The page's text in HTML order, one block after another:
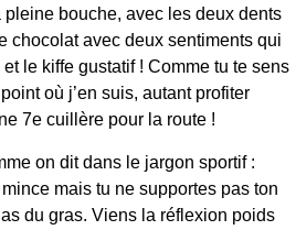
bouche, avec les deux dents
chocolat avec deux sentiments qui
le kiffe gustatif ! Comme tu te sens
où j’en suis, autant profiter
7e cuillère pour la route !
on dit dans le jargon sportif :
mais tu ne supportes pas ton
du gras. Viens la réflexion poids